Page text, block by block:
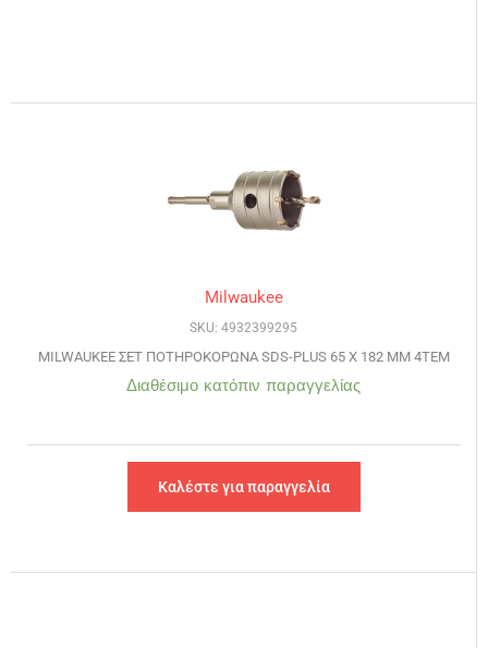
Milwaukee
SKU: 4932399295
MILWAUKEE ΣΕΤ ΠΟΤΗΡΟΚΟΡΩΝΑ SDS-PLUS 65 X 182 MM 4ΤΕΜ
Διαθέσιμο κατόπιν παραγγελίας
Καλέστε για παραγγελία